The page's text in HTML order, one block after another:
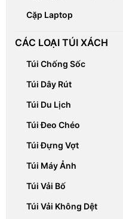
Cặp Laptop
CÁC LOẠI TÚI XÁCH
Túi Chống Sốc
Túi Dây Rút
Túi Du Lịch
Túi Đeo Chéo
Túi Đựng Vợt
Túi Máy Ảnh
Túi Vải Bố
Túi Vải Không Dệt